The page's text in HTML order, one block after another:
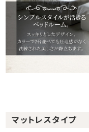
マットレスタイプ